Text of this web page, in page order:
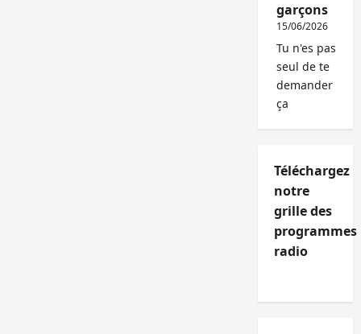
garçons
15/06/2026
Tu n'es pas
seul de te
demander
ça
Téléchargez
notre
grille des
programmes
radio